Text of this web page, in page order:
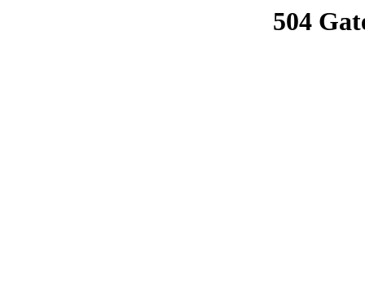
504